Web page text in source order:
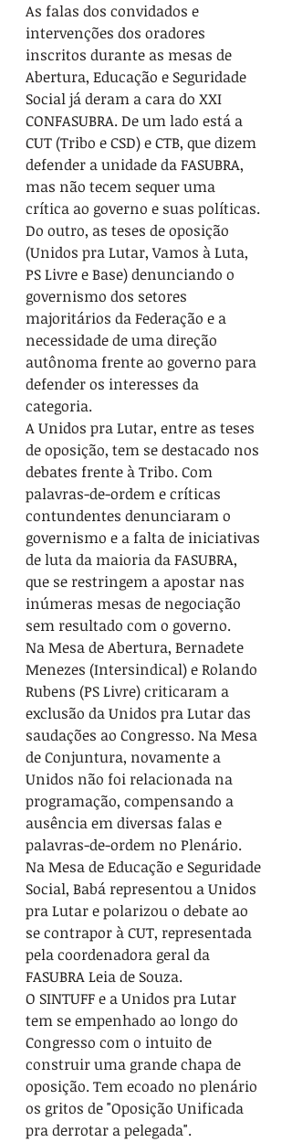
As falas dos convidados e
intervenções dos oradores
inscritos durante as mesas de
Abertura, Educação e Seguridade
Social já deram a cara do XXI
CONFASUBRA. De um lado está a
CUT (Tribo e CSD) e CTB, que dizem
defender a unidade da FASUBRA,
mas não tecem sequer uma
crítica ao governo e suas políticas.
Do outro, as teses de oposição
(Unidos pra Lutar, Vamos à Luta,
PS Livre e Base) denunciando o
governismo dos setores
majoritários da Federação e a
necessidade de uma direção
autônoma frente ao governo para
defender os interesses da
categoria.
A Unidos pra Lutar, entre as teses
de oposição, tem se destacado nos
debates frente à Tribo. Com
palavras-de-ordem e críticas
contundentes denunciaram o
governismo e a falta de iniciativas
de luta da maioria da FASUBRA,
que se restringem a apostar nas
inúmeras mesas de negociação
sem resultado com o governo.
Na Mesa de Abertura, Bernadete
Menezes (Intersindical) e Rolando
Rubens (PS Livre) criticaram a
exclusão da Unidos pra Lutar das
saudações ao Congresso. Na Mesa
de Conjuntura, novamente a
Unidos não foi relacionada na
programação, compensando a
ausência em diversas falas e
palavras-de-ordem no Plenário.
Na Mesa de Educação e Seguridade
Social, Babá representou a Unidos
pra Lutar e polarizou o debate ao
se contrapor à CUT, representada
pela coordenadora geral da
FASUBRA Leia de Souza.
O SINTUFF e a Unidos pra Lutar
tem se empenhado ao longo do
Congresso com o intuito de
construir uma grande chapa de
oposição. Tem ecoado no plenário
os gritos de "Oposição Unificada
pra derrotar a pelegada".